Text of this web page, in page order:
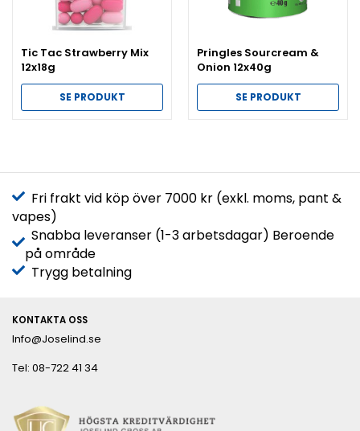
Tic Tac Strawberry Mix
12x18g
SE PRODUKT
Pringles Sourcream &
Onion 12x40g
SE PRODUKT
Fri frakt vid köp över 7000 kr (exkl. moms, pant &
vapes)
Snabba leveranser (1-3 arbetsdagar) Beroende
på område
Trygg betalning
KONTAKTA OSS
Info@Joselind.se
Tel: 08-722 41 34